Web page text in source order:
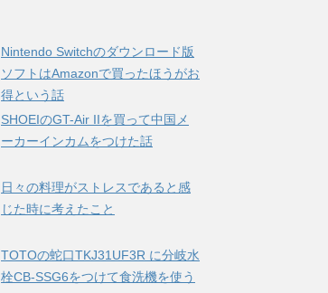
Nintendo Switchのダウンロード版
ソフトはAmazonで買ったほうがお
得という話
SHOEIのGT-Air IIを買って中国メ
ーカーインカムをつけた話
日々の料理がストレスであると感
じた時に考えたこと
TOTOの蛇口TKJ31UF3R に分岐水
栓CB-SSG6をつけて食洗機を使う